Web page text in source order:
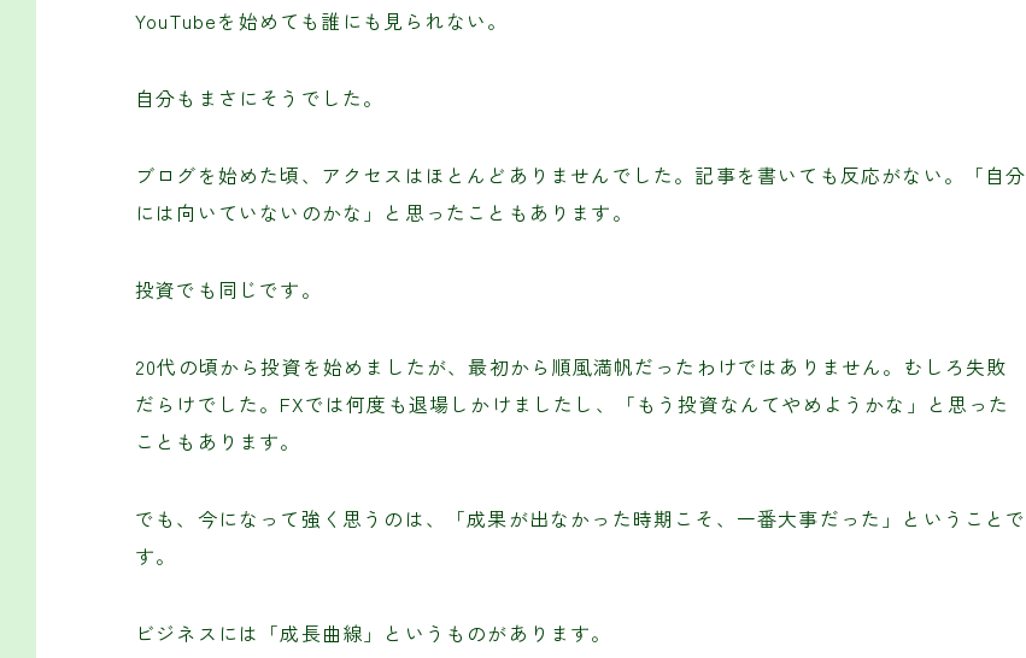
YouTubeを始めても誰にも見られない。
自分もまさにそうでした。
ブログを始めた頃、アクセスはほとんどありませんでした。記事を書いても反応がない。「自分
には向いていないのかな」と思ったこともあります。
投資でも同じです。
20代の頃から投資を始めましたが、最初から順風満帆だったわけではありません。むしろ失敗
だらけでした。FXでは何度も退場しかけましたし、「もう投資なんてやめようかな」と思った
こともあります。
でも、今になって強く思うのは、「成果が出なかった時期こそ、一番大事だった」ということで
す。
ビジネスには「成長曲線」というものがあります。